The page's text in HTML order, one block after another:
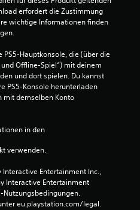
n
u
s
1
erfordert die Zustimmung
wichtige Informationen finden
PS5-Hauptkonsole, die (über die
Offline-Spiel“) mit deinem
und dort spielen. Du kannst
PS5-Konsole herunterladen
mit demselben Konto
in den
verwenden.
Entertainment Inc.,
Interactive Entertainment
Nutzungsbedingungen.
eu.playstation.com/legal.